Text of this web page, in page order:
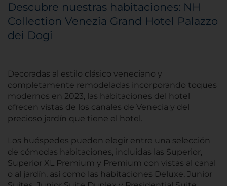
Descubre nuestras habitaciones: NH
Collection Venezia Grand Hotel Palazzo
dei Dogi
Decoradas al estilo clásico veneciano y
completamente remodeladas incorporando toques
modernos en 2023, las habitaciones del hotel
ofrecen vistas de los canales de Venecia y del
precioso jardín que tiene el hotel.
Los huéspedes pueden elegir entre una selección
de cómodas habitaciones, incluidas las Superior,
Superior XL Premium y Premium con vistas al canal
o al jardín, así como las habitaciones Deluxe, Junior